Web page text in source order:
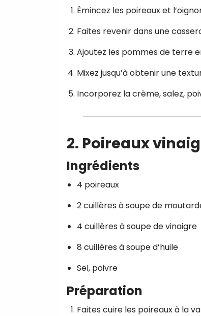
Émincez les poireaux et
Faites revenir dans une
Ajoutez les pommes de terre
Mixez jusqu’à obtenir une
Incorporez la crème, salez,
2. Poireaux
Ingrédients
4 poireaux
2 cuillères à soupe de
4 cuillères à soupe de vinaigre
8 cuillères à soupe d’huile
Sel, poivre
Préparation
Faites cuire les poireaux à la